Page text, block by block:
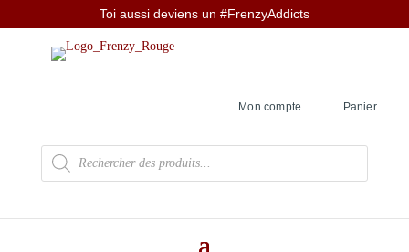
Toi aussi deviens un #FrenzyAddicts
Mon compte Panier
Recherche
produits